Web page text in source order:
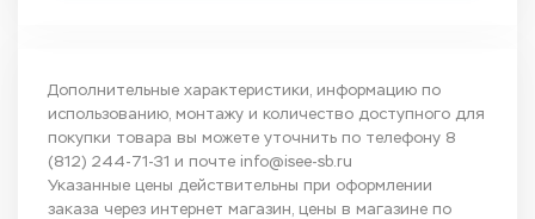
Дополнительные характеристики, информацию по
использованию, монтажу и количество доступного для
покупки товара вы можете уточнить по телефону 8
(812) 244-71-31 и почте info@isee-sb.ru
Указанные цены действительны при оформлении
заказа через интернет магазин, цены в магазине по